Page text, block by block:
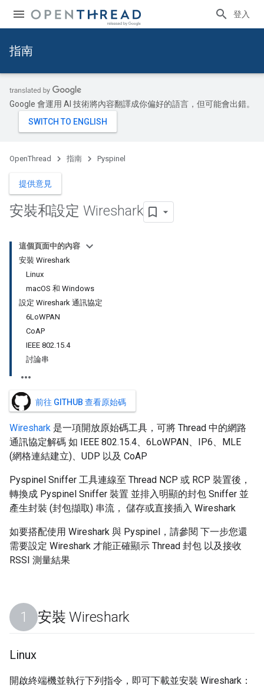
登入
指南
Google 會運用 AI 技術將內容翻譯成你偏好的語言，但可能會出錯。
OpenThread 指南 Pyspinel
提供意見
安裝和設定 Wireshark
這個頁面中的內容
安裝 Wireshark
Linux
macOS 和 Windows
設定 Wireshark 通訊協定
6LoWPAN
CoAP
IEEE 802.15.4
討論串
前往 GITHUB 查看原始碼
Wireshark 是一項開放原始碼工具，可將 Thread 中的網路
通訊協定解碼 如 IEEE 802.15.4、6LoWPAN、IP6、MLE
(網格連結建立)、UDP 以及 CoAP
Pyspinel Sniffer 工具連線至 Thread NCP 或 RCP 裝置後，
轉換成 Pyspinel Sniffer 裝置 並排入明顯的封包 Sniffer 並
產生封裝 (封包擷取) 串流， 儲存或直接插入 Wireshark
如要搭配使用 Wireshark 與 Pyspinel，請參閱 下一步您還
需要設定 Wireshark 才能正確顯示 Thread 封包 以及接收
RSSI 測量結果
安裝 Wireshark
Linux
開啟終端機並執行下列指令，即可下載並安裝 Wireshark：